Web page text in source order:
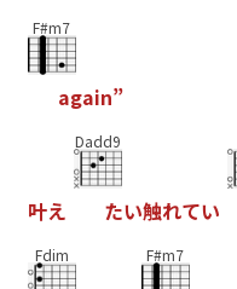
F#m7
again”
叶え
Dadd9
たい触れてい
Fdim F#m7